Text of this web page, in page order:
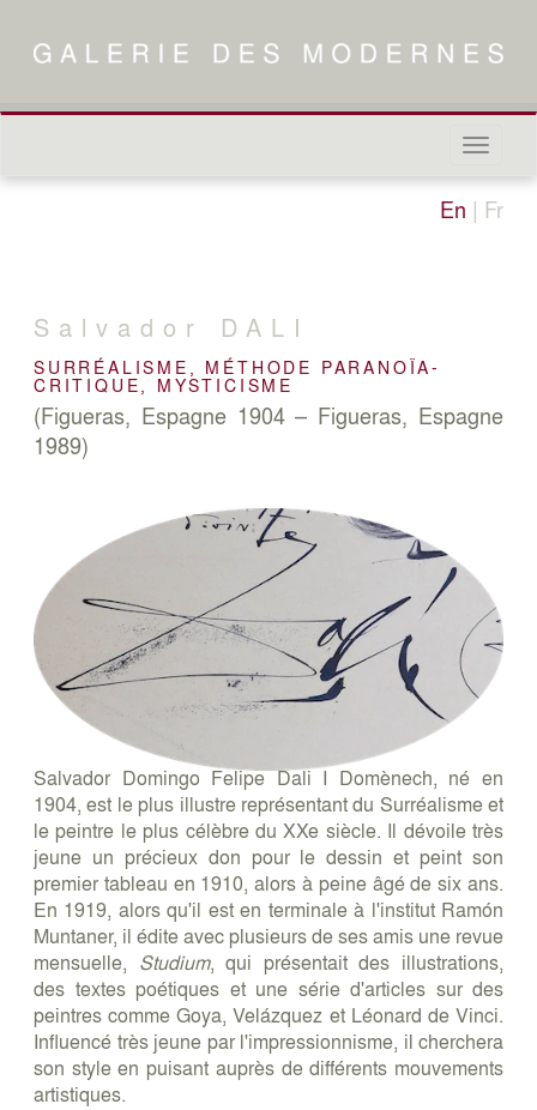
En | Fr
Salvador DALI
SURRÉALISME, MÉTHODE PARANOÏA-
CRITIQUE, MYSTICISME
(Figueras, Espagne 1904 – Figueras, Espagne
1989)
Salvador Domingo Felipe Dali I Domènech, né en
1904, est le plus illustre représentant du Surréalisme et
le peintre le plus célèbre du XXe siècle. Il dévoile très
jeune un précieux don pour le dessin et peint son
premier tableau en 1910, alors à peine âgé de six ans.
En 1919, alors qu'il est en terminale à l'institut Ramón
Muntaner, il édite avec plusieurs de ses amis une revue
mensuelle, Studium, qui présentait des illustrations,
des textes poétiques et une série d'articles sur des
peintres comme Goya, Velázquez et Léonard de Vinci.
Influencé très jeune par l'impressionnisme, il cherchera
son style en puisant auprès de différents mouvements
artistiques.